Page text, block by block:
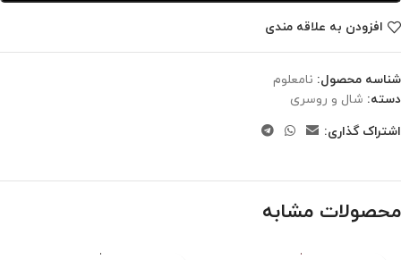
افزودن به علاقه مندی
شناسه محصول: نامعلوم
دسته: شال و روسری
اشتراک گذاری:
محصولات مشابه